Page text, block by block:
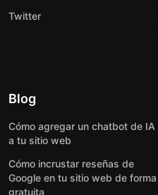
Twitter
Blog
Cómo agregar un chatbot de IA
a tu sitio web
Cómo incrustar reseñas de
Google en tu sitio web de forma
gratuita